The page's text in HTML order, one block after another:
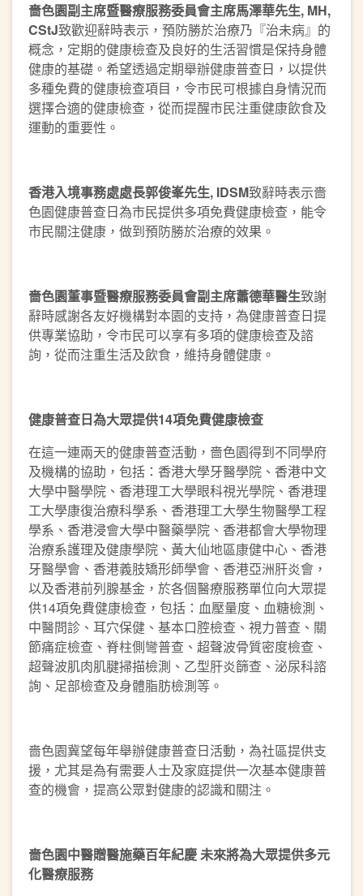
嗇色園副主席暨醫療服務委員會主席馬澤華先生, MH,
CStJ致歡迎辭時表示，預防勝於治療乃『治未病』的
概念，定期的健康檢查及良好的生活習慣是保持身體
健康的基礎。希望透過定期舉辦健康普查日，以提供
多種免費的健康檢查項目，令市民可根據自身情況而
選擇合適的健康檢查，從而提醒市民注重健康飲食及
運動的重要性。
香港入境事務處處長郭俊峯先生, IDSM致辭時表示嗇
色園健康普查日為市民提供多項免費健康檢查，能令
市民關注健康，做到預防勝於治療的效果。
嗇色園董事暨醫療服務委員會副主席蕭德華醫生致謝
辭時感謝各友好機構對本園的支持，為健康普查日提
供專業協助，令市民可以享有多項的健康檢查及諮
詢，從而注重生活及飲食，維持身體健康。
健康普查日為大眾提供14項免費健康檢查
在這一連兩天的健康普查活動，嗇色園得到不同學府
及機構的協助，包括：香港大學牙醫學院、香港中文
大學中醫學院、香港理工大學眼科視光學院、香港理
工大學康復治療科學系、香港理工大學生物醫學工程
學系、香港浸會大學中醫藥學院、香港都會大學物理
治療系護理及健康學院、黃大仙地區康健中心、香港
牙醫學會、香港義肢矯形師學會、香港亞洲肝炎會，
以及香港前列腺基金，於各個醫療服務單位向大眾提
供14項免費健康檢查，包括：血壓量度、血糖檢測、
中醫問診、耳穴保健、基本口腔檢查、視力普查、關
節痛症檢查、脊柱側彎普查、超聲波骨質密度檢查、
超聲波肌肉肌腱掃描檢測、乙型肝炎篩查、泌尿科諮
詢、足部檢查及身體脂肪檢測等。
嗇色園冀望每年舉辦健康普查日活動，為社區提供支
援，尤其是為有需要人士及家庭提供一次基本健康普
查的機會，提高公眾對健康的認識和關注。
嗇色園中醫贈醫施藥百年紀慶 未來將為大眾提供多元
化醫療服務